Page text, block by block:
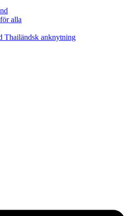
alla
Thailändsk anknytning